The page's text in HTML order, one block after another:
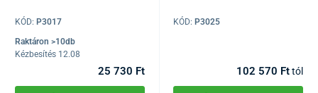
KÓD: P3017
Raktáron >10db
Kézbesítés 12.08
25 730 Ft
KÓD:P3025
102 570 Fttól